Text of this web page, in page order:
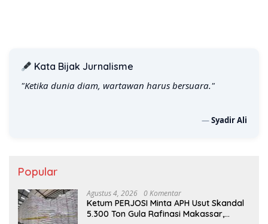
Kata Bijak Jurnalisme
"Suara rakyat harus terdengar lewat tinta wartawan."
—Syadir Ali
Popular
Agustus 4, 2026 0 Komentar
Ketum PERJOSI Minta APH Usut Skandal
5.300 Ton Gula Rafinasi Makassar,